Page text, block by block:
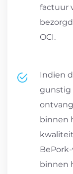
factuur
OCI.
Indien
gunstig
binnen
binnen